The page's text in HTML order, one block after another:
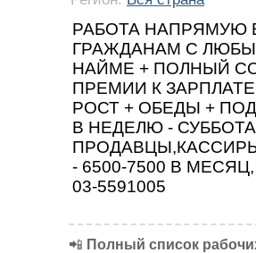
РАБОТА НАПРЯМУЮ
ГРАЖДАНАМ С
НАЙМЕ + ПОЛНЫЙ
ПРЕМИИ К
РОСТ + ОБЕДЫ +
В НЕДЕЛЮ -
- 6500-7500 В
03-5591005
📲 Полный список